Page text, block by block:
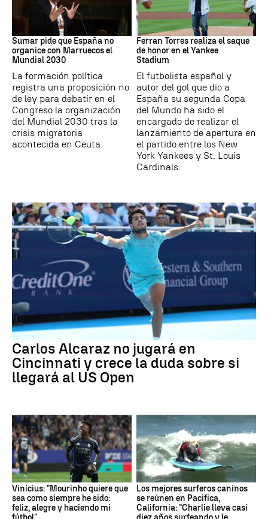
Mundial 2030
Sumar pide que España no
organice con Marruecos el
Mundial 2030
La formación política
registra una proposición no
de ley para debatir en el
Congreso la organización
del Mundial 2030 tras la
crisis migratoria
acontecida en Ceuta.
MLB
Ferran Torres realiza el saque
de honor en el Yankee
Stadium
El futbolista español y
autor del gol que dio a
España su segunda Copa
del Mundo ha sido el
encargado de realizar el
lanzamiento de apertura en
el partido entre los New
York Yankees y St. Louis
Cardinals.
Carlos Alcaraz no jugará en
Cincinnati y crece la duda sobre si
llegará al US Open
Vinícius: "Mourinho quiere que
sea como siempre he sido:
feliz, alegre y haciendo mi
Los mejores surferos caninos
se reúnen en Pacifica,
California: "Charlie lleva casi